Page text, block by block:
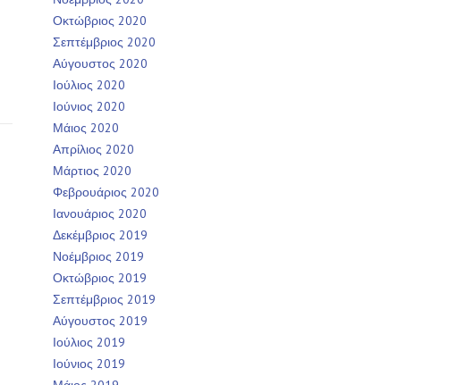
Οκτώβριος 2020
Σεπτέμβριος 2020
Αύγουστος 2020
Ιούλιος 2020
Ιούνιος 2020
Μάιος 2020
Απρίλιος 2020
Μάρτιος 2020
Φεβρουάριος 2020
Ιανουάριος 2020
Δεκέμβριος 2019
Νοέμβριος 2019
Οκτώβριος 2019
Σεπτέμβριος 2019
Αύγουστος 2019
Ιούλιος 2019
Ιούνιος 2019